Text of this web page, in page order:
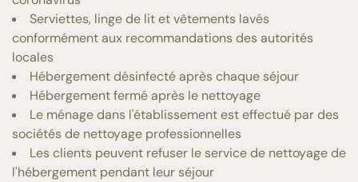
Serviettes, linge de lit et vêtements lavés
conformément aux recommandations des autorités
locales
Hébergement désinfecté après chaque séjour
Hébergement fermé après le nettoyage
Le ménage dans l'établissement est effectué par des
sociétés de nettoyage professionnelles
Les clients peuvent refuser le service de nettoyage de
l'hébergement pendant leur séjour